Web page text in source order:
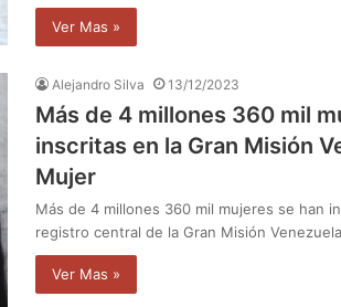
Ver Mas »
Alejandro Silva 13/12/2023
Más de 4 millones 360 mil
inscritas en la Gran Misión
Mujer
Más de 4 millones 360 mil mujeres se han
registro central de la Gran Misión
Ver Mas »